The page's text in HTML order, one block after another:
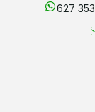
627 353